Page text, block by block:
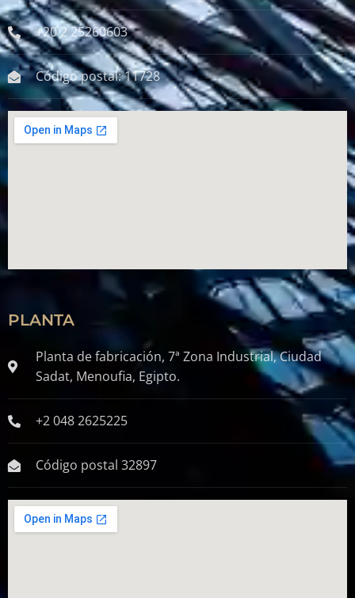
+20 2 25260603
Código postal: 11728
PLANTA
Planta de fabricación, 7ª Zona Industrial, Ciudad
Sadat, Menoufia, Egipto.
+2 048 2625225
Código postal 32897